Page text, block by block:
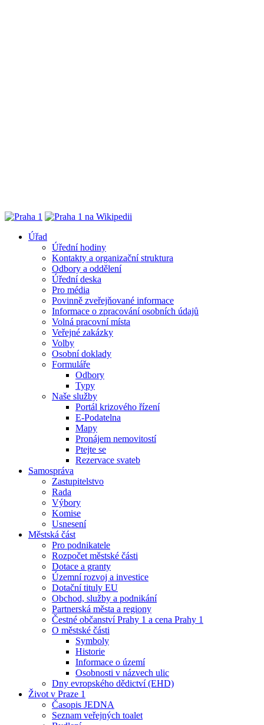
Úřad
Úřední hodiny
Kontakty a organizační struktura
Odbory a oddělení
Úřední deska
Pro média
Povinně zveřejňované informace
Informace o zpracování osobních údajů
Volná pracovní místa
Veřejné zakázky
Volby
Osobní doklady
Formuláře
Odbory
Typy
Naše služby
Portál krizového řízení
E-Podatelna
Mapy
Pronájem nemovitostí
Ptejte se
Rezervace svateb
Samospráva
Zastupitelstvo
Rada
Výbory
Komise
Usnesení
Městská část
Pro podnikatele
Rozpočet městské části
Dotace a granty
Územní rozvoj a investice
Dotační tituly EU
Obchod, služby a podnikání
Partnerská města a regiony
Čestné občanství Prahy 1 a cena Prahy 1
O městské části
Symboly
Historie
Informace o území
Osobnosti v názvech ulic
Dny evropského dědictví (EHD)
Život v Praze 1
Časopis JEDNA
Seznam veřejných toalet